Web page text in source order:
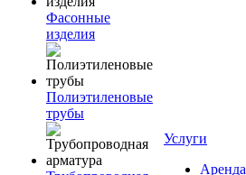
Фасонные
изделия
Полиэтиленовые
трубы
Услуги
Аренда